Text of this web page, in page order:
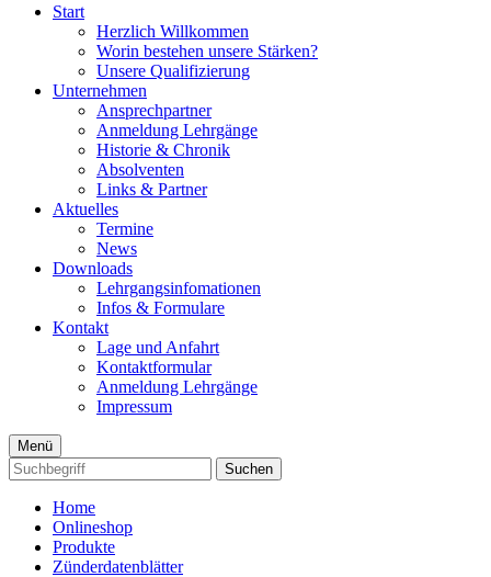
Start
Herzlich Willkommen
Worin bestehen unsere Stärken?
Unsere Qualifizierung
Unternehmen
Ansprechpartner
Anmeldung Lehrgänge
Historie & Chronik
Absolventen
Links & Partner
Aktuelles
Termine
News
Downloads
Lehrgangsinfomationen
Infos & Formulare
Kontakt
Lage und Anfahrt
Kontaktformular
Anmeldung Lehrgänge
Impressum
Menü
Suchen
Home
Onlineshop
Produkte
Zünderdatenblätter